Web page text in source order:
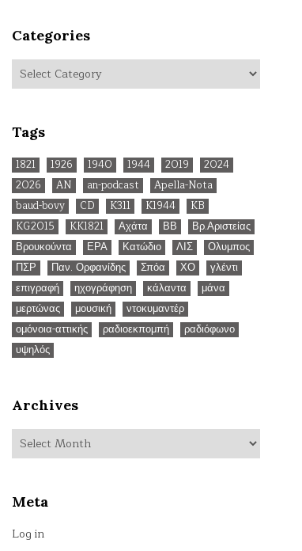
Categories
Categories
Tags
1821 1926 1940 1944 2019
2024
2026
AN an-podcast
Apella-Nota
baud-bovy
CD K311 K1944
KB
KG2015
KK1821 Αχάτα ΒΒ
Βρ.Αριστείας
Βρουκούντα
ΕΡΑ Κατώδιο ΛΙΣ
Ολυμπος
ΠΣΡ
Παν. Ορφανίδης Σπόα ΧΟ
γλέντι
επιγραφή
ηχογράφηση κάλαντα
μάνα
μερτώνας
μουσική
ντοκυμαντέρ
ομόνοια-αττικής
ραδιοεκπομπή
ραδιόφωνο
υψηλός
Archives
Archives
Meta
Log in